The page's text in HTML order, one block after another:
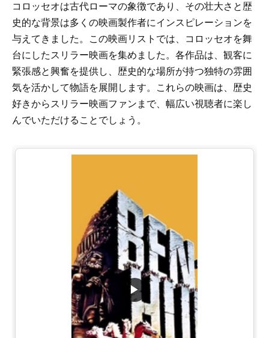
コロッセオは古代ローマの象徴であり、その壮大さと歴
史的な背景は多くの映画製作者にインスピレーションを
与えてきました。この映画リストでは、コロッセオを舞
台にしたスリラー映画を集めました。各作品は、観客に
緊張感と興奮を提供し、歴史的な場所が持つ独特の雰囲
気を活かして物語を展開します。これらの映画は、歴史
好きからスリラー映画ファンまで、幅広い視聴者に楽し
んでいただけることでしょう。
▶